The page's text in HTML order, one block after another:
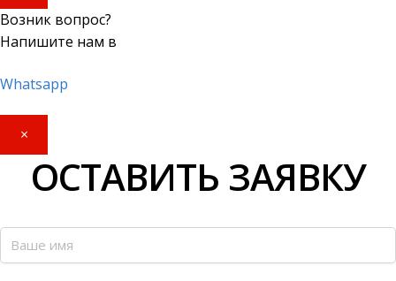
Возник вопрос?
Напишите нам в
Whatsapp
×
ОСТАВИТЬ ЗАЯВКУ